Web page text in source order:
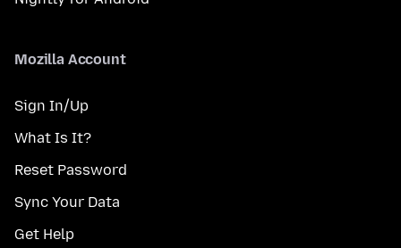
Mozilla Account
Sign In/Up
What Is It?
Reset Password
Sync Your Data
Get Help